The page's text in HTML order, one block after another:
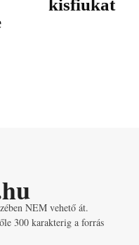
kisfiukat
NEM vehető át.
300 karakterig a forrás